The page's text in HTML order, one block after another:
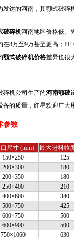
发达的河南，其颚式破
破碎机河南地区价格低。
8万至9万甚至更高；
颚式破碎机价格差异也很
碎机公司生产的河南颚破
备的质量，红星欢迎广大
参数
尺寸 (mm）
最大进料粒
150×250
125
200×300
180
200×350
180
250×400
210
400×600
340
500×750
425
600×750
500
600×900
500
750×1060 630